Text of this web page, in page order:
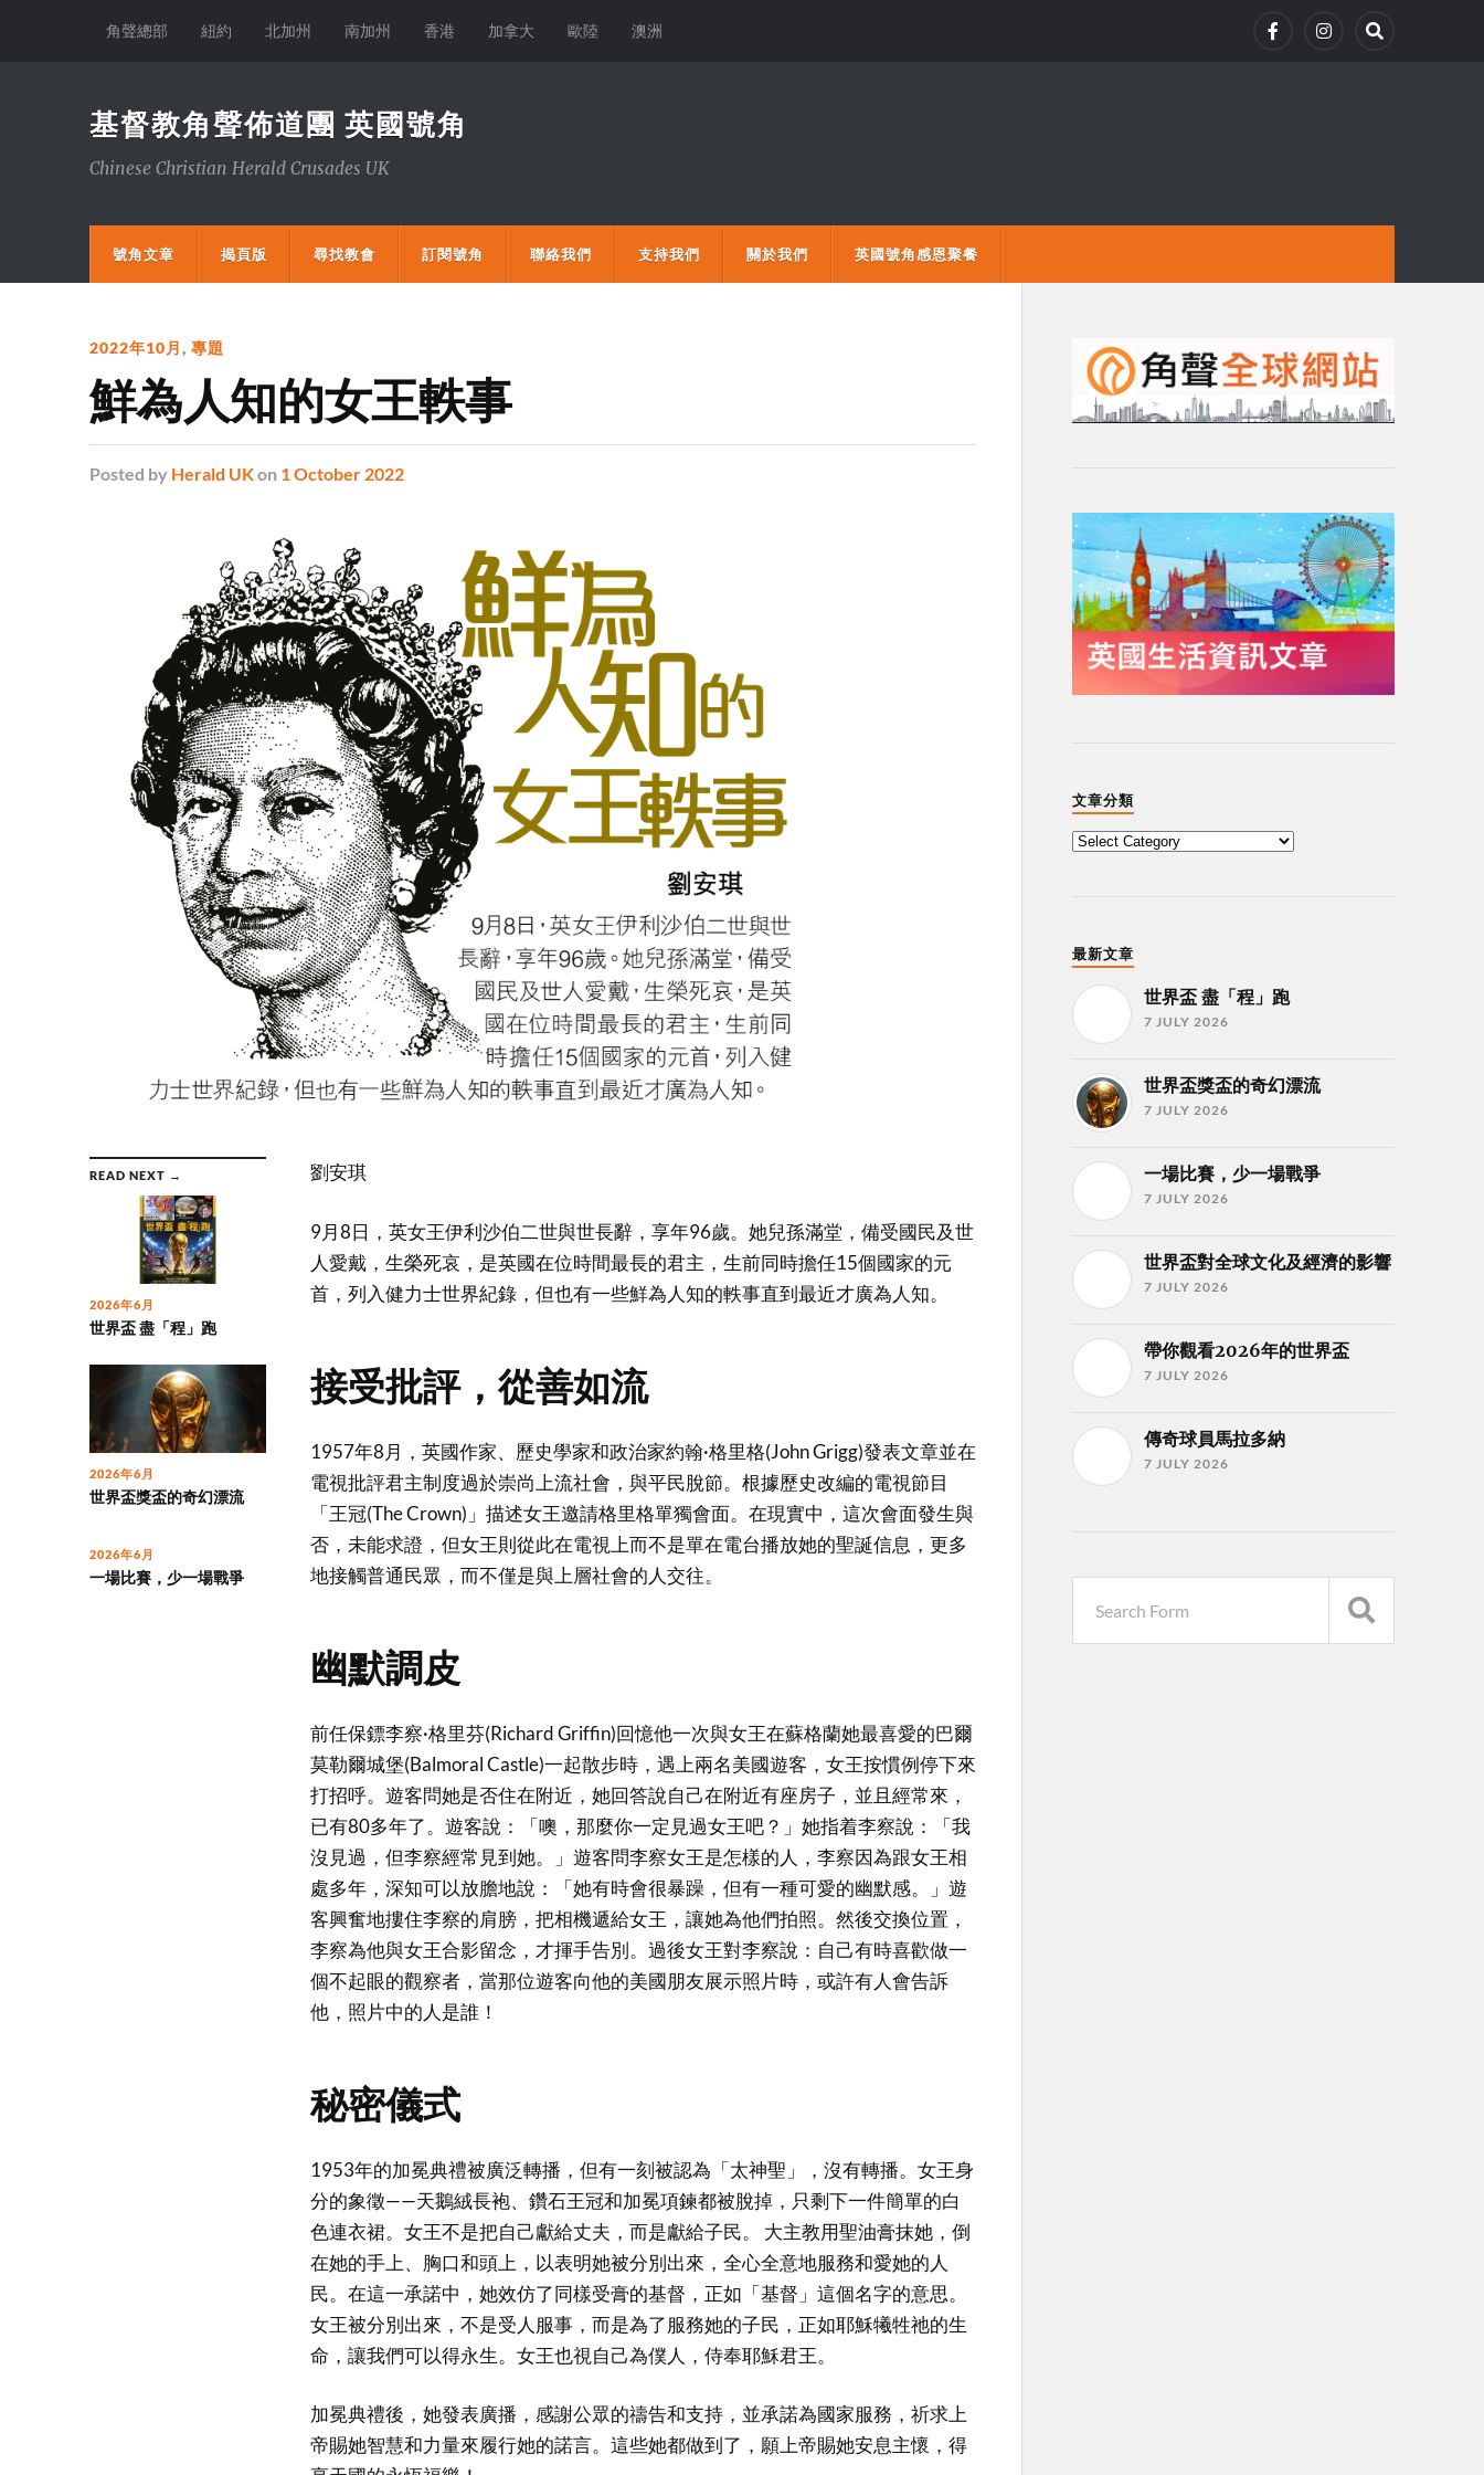
角聲總部 紐約 北加州 南加州 香港 加拿大 歐陸 澳洲
基督教角聲佈道團 英國號角
Chinese Christian Herald Crusades UK
號角文章 揭頁版 尋找教會 訂閱號角 聯絡我們 支持我們 關於我們 英國號角感恩聚餐
2022年10月, 專題
鮮為人知的女王軼事
Posted by Herald UKon 1 October 2022
READ NEXT →
2026年6月
世界盃 盡「程」跑
2026年6月
世界盃獎盃的奇幻漂流
2026年6月
一場比賽，少一場戰爭
劉安琪
9月8日，英女王伊利沙伯二世與世長辭，享年96歲。她兒孫滿堂，備受國民及世
人愛戴，生榮死哀，是英國在位時間最長的君主，生前同時擔任15個國家的元
首，列入健力士世界紀錄，但也有一些鮮為人知的軼事直到最近才廣為人知。
接受批評，從善如流
1957年8月，英國作家、歷史學家和政治家約翰·格里格(John Grigg)發表文章並在
電視批評君主制度過於崇尚上流社會，與平民脫節。根據歷史改編的電視節目
「王冠(The Crown)」描述女王邀請格里格單獨會面。在現實中，這次會面發生與
否，未能求證，但女王則從此在電視上而不是單在電台播放她的聖誕信息，更多
地接觸普通民眾，而不僅是與上層社會的人交往。
幽默調皮
前任保鏢李察·格里芬(Richard Griffin)回憶他一次與女王在蘇格蘭她最喜愛的巴爾
莫勒爾城堡(Balmoral Castle)一起散步時，遇上兩名美國遊客，女王按慣例停下來
打招呼。遊客問她是否住在附近，她回答說自己在附近有座房子，並且經常來，
已有80多年了。遊客說：「噢，那麼你一定見過女王吧？」她指着李察說：「我
沒見過，但李察經常見到她。」遊客問李察女王是怎樣的人，李察因為跟女王相
處多年，深知可以放膽地說：「她有時會很暴躁，但有一種可愛的幽默感。」遊
客興奮地摟住李察的肩膀，把相機遞給女王，讓她為他們拍照。然後交換位置，
李察為他與女王合影留念，才揮手告別。過後女王對李察說：自己有時喜歡做一
個不起眼的觀察者，當那位遊客向他的美國朋友展示照片時，或許有人會告訴
他，照片中的人是誰！
秘密儀式
1953年的加冕典禮被廣泛轉播，但有一刻被認為「太神聖」，沒有轉播。女王身
分的象徵——天鵝絨長袍、鑽石王冠和加冕項鍊都被脫掉，只剩下一件簡單的白
色連衣裙。女王不是把自己獻給丈夫，而是獻給子民。 大主教用聖油膏抹她，倒
在她的手上、胸口和頭上，以表明她被分別出來，全心全意地服務和愛她的人
民。在這一承諾中，她效仿了同樣受膏的基督，正如「基督」這個名字的意思。
女王被分別出來，不是受人服事，而是為了服務她的子民，正如耶穌犧牲祂的生
命，讓我們可以得永生。女王也視自己為僕人，侍奉耶穌君王。
加冕典禮後，她發表廣播，感謝公眾的禱告和支持，並承諾為國家服務，祈求上
帝賜她智慧和力量來履行她的諾言。這些她都做到了，願上帝賜她安息主懷，得
文章分類
最新文章
世界盃 盡「程」跑
7 JULY 2026
世界盃獎盃的奇幻漂流
7 JULY 2026
一場比賽，少一場戰爭
7 JULY 2026
世界盃對全球文化及經濟的影響
7 JULY 2026
帶你觀看2026年的世界盃
7 JULY 2026
傳奇球員馬拉多納
7 JULY 2026